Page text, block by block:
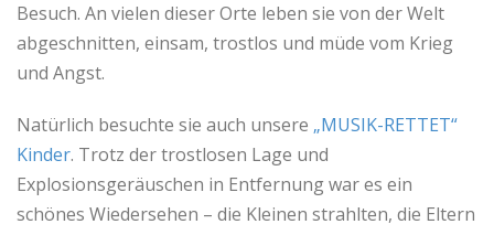
Besuch. An vielen dieser Orte leben sie von der Welt
abgeschnitten, einsam, trostlos und müde vom Krieg
und Angst.
Natürlich besuchte sie auch unsere „MUSIK-RETTET“
Kinder. Trotz der trostlosen Lage und
Explosionsgeräuschen in Entfernung war es ein
schönes Wiedersehen – die Kleinen strahlten, die Eltern